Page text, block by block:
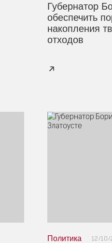
Губернатор
обеспечить
накопления
отходов
Политика 12/10/